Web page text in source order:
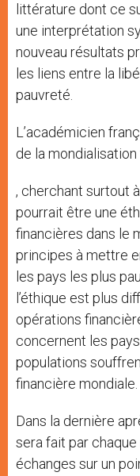
littérature dont ce
une interprétation
nouveau résultats
les liens entre la
pauvreté.
L’académicien
de la
, cherchant surtout
pourrait être une
financières dans le
principes à mettre
les pays les plus
l’éthique est plus
opérations
concernent les
populations
financière mondiale.
Dans la dernière
sera fait par
échanges sur un